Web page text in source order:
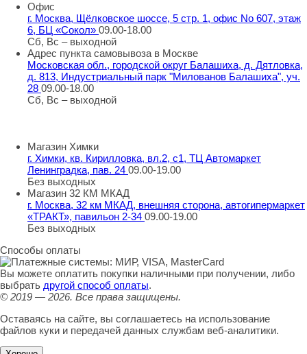
Офис
г. Москва, Щёлковское шоссе, 5 стр. 1, офис No 607, этаж
6, БЦ «Сокол» 09.00-18.00
Сб, Вс – выходной
Адрес пункта самовывоза в Москве
Московская обл., городской округ Балашиха, д. Дятловка,
д. 813, Индустриальный парк "Милованов Балашиха", уч.
28 09.00-18.00
Сб, Вс – выходной
Магазин Химки
г. Химки, кв. Кирилловка, вл.2, с1, ТЦ Автомаркет
Ленинградка, пав. 24 09.00-19.00
Без выходных
Магазин 32 КМ МКАД
г. Москва, 32 км МКАД, внешняя сторона, автогипермаркет
«ТРАКТ», павильон 2-34 09.00-19.00
Без выходных
Способы оплаты
Вы можете оплатить покупки наличными при получении, либо
выбрать другой способ оплаты.
© 2019 — 2026. Все права защищены.
Оставаясь на сайте, вы соглашаетесь на использование
файлов куки и передачей данных службам веб-аналитики.